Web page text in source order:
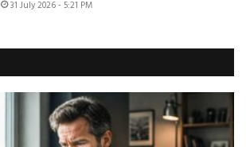
31 July 2026 - 5:21 PM